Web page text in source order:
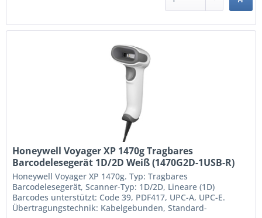
Honeywell Voyager XP 1470g Tragbares
Barcodelesegerät 1D/2D Weiß (1470G2D-1USB-R)
Honeywell Voyager XP 1470g. Typ: Tragbares
Barcodelesegerät, Scanner-Typ: 1D/2D, Lineare (1D)
Barcodes unterstützt: Code 39, PDF417, UPC-A, UPC-E.
Übertragungstechnik: Kabelgebunden, Standard-